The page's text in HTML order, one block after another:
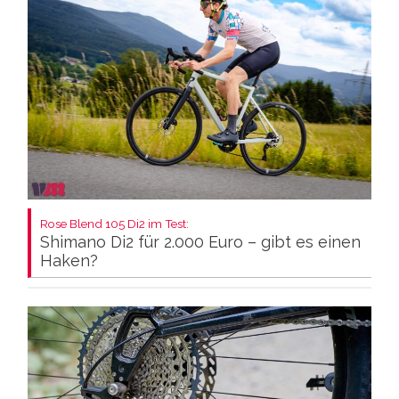
Rose Blend 105 Di2 im Test:
Shimano Di2 für 2.000 Euro – gibt es einen
Haken?